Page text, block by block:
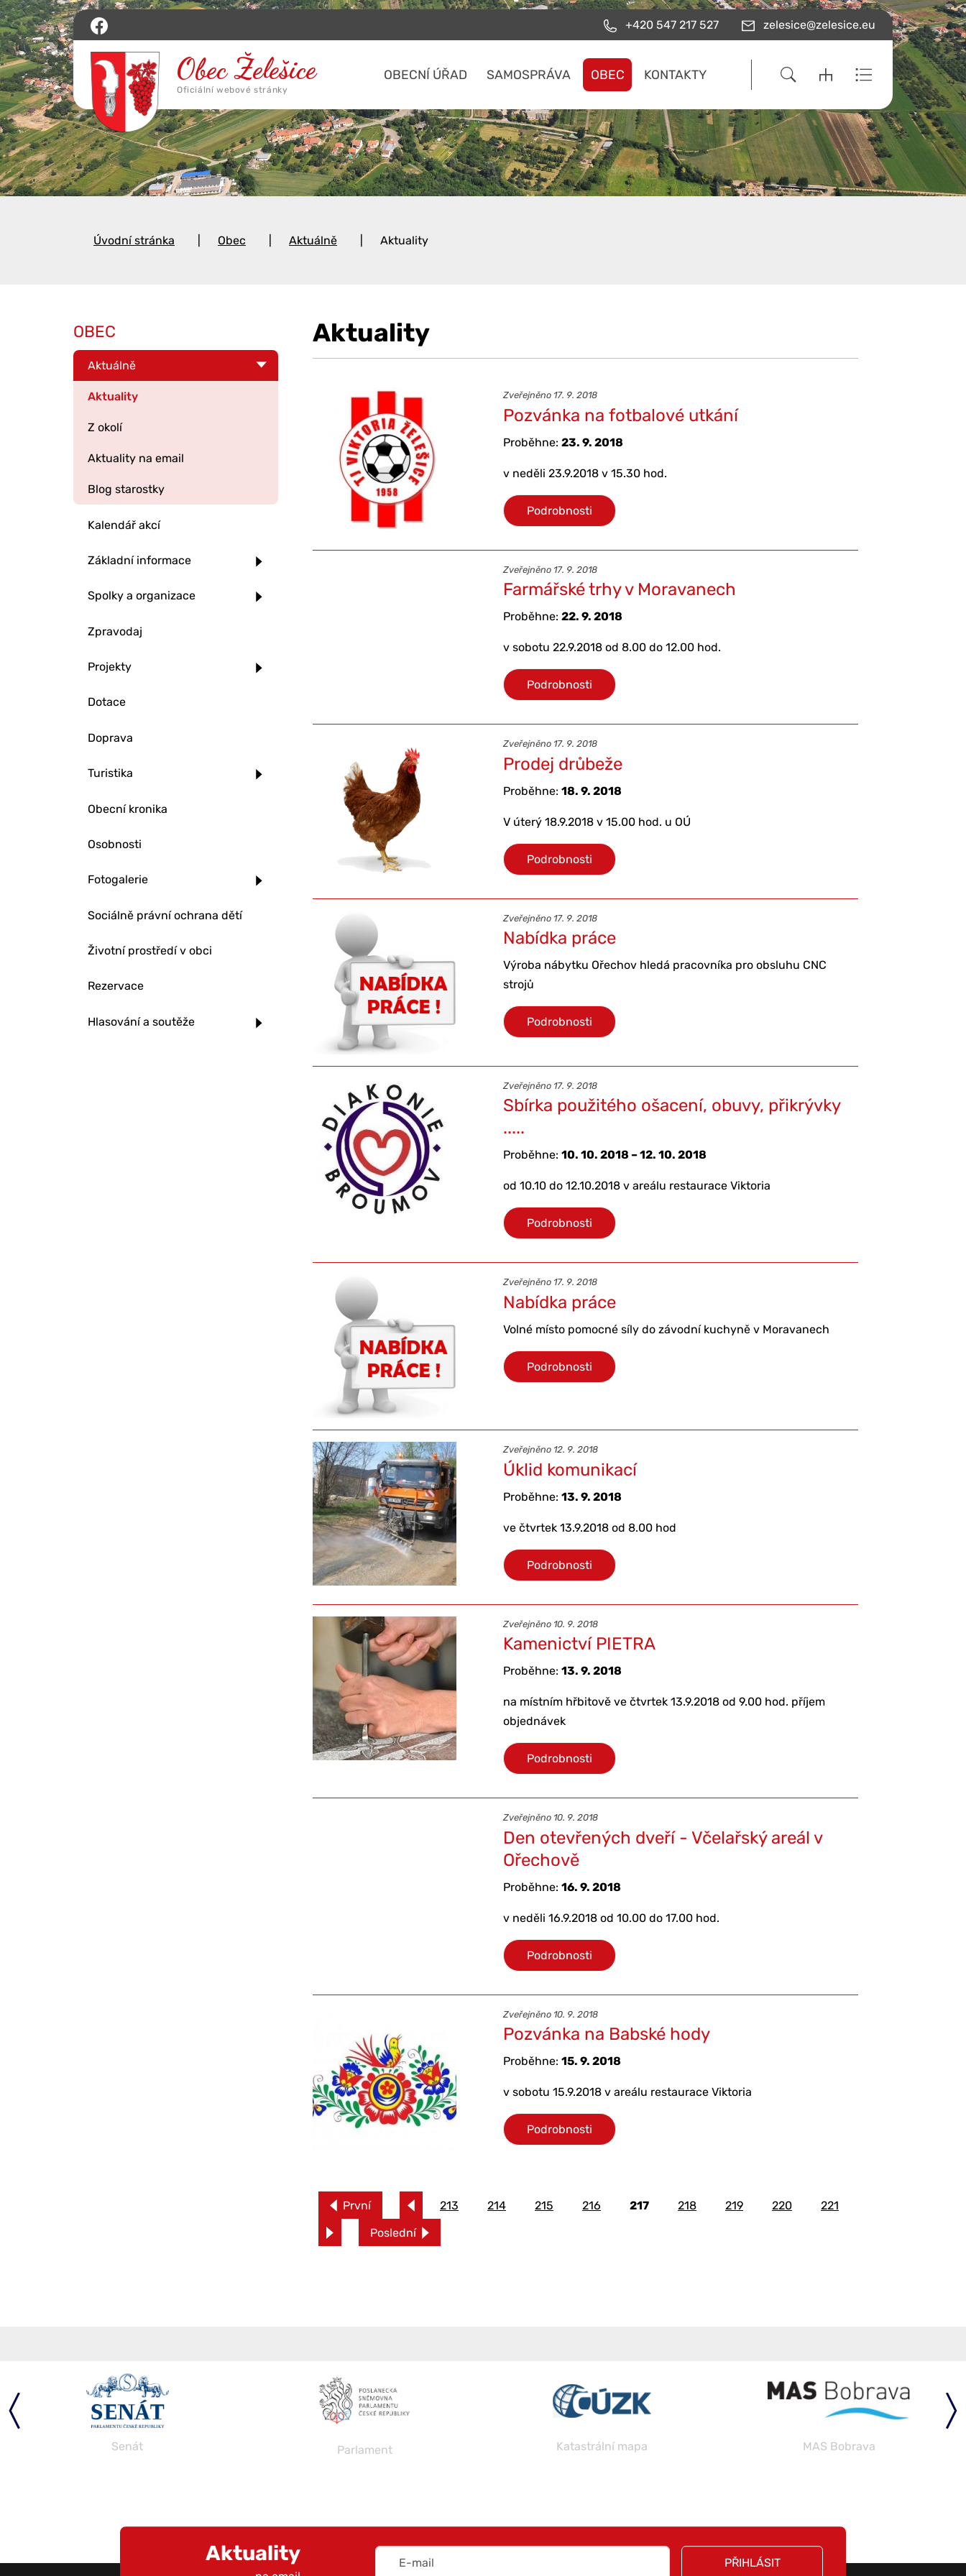
+420 547 217 527 zelesice@zelesice.eu
OBECNÍ ÚŘAD SAMOSPRÁVA OBEC KONTAKTY
Úvodní stránka Obec Aktuálně Aktuality
Aktuality
Zveřejněno 17. 9. 2018
Pozvánka na fotbalové utkání
Proběhne: 23. 9. 2018
v neděli 23.9.2018 v 15.30 hod.
Podrobnosti
Zveřejněno 17. 9. 2018
Farmářské trhy v Moravanech
Proběhne: 22. 9. 2018
v sobotu 22.9.2018 od 8.00 do 12.00 hod.
Podrobnosti
Zveřejněno 17. 9. 2018
Prodej drůbeže
Proběhne: 18. 9. 2018
V úterý 18.9.2018 v 15.00 hod. u OÚ
Podrobnosti
Zveřejněno 17. 9. 2018
Nabídka práce
Výroba nábytku Ořechov hledá pracovníka pro obsluhu CNC
strojů
Podrobnosti
Zveřejněno 17. 9. 2018
Sbírka použitého ošacení, obuvy, přikrývky
.....
Proběhne: 10. 10. 2018 – 12. 10. 2018
od 10.10 do 12.10.2018 v areálu restaurace Viktoria
Podrobnosti
Zveřejněno 17. 9. 2018
Nabídka práce
Volné místo pomocné síly do závodní kuchyně v Moravanech
Podrobnosti
Zveřejněno 12. 9. 2018
Úklid komunikací
Proběhne: 13. 9. 2018
ve čtvrtek 13.9.2018 od 8.00 hod
Podrobnosti
Zveřejněno 10. 9. 2018
Kamenictví PIETRA
Proběhne: 13. 9. 2018
na místním hřbitově ve čtvrtek 13.9.2018 od 9.00 hod. příjem
objednávek
Podrobnosti
Zveřejněno 10. 9. 2018
Den otevřených dveří - Včelařský areál v
Ořechově
Proběhne: 16. 9. 2018
v neděli 16.9.2018 od 10.00 do 17.00 hod.
Podrobnosti
Zveřejněno 10. 9. 2018
Pozvánka na Babské hody
Proběhne: 15. 9. 2018
v sobotu 15.9.2018 v areálu restaurace Viktoria
Podrobnosti
První 213 214 215 216 217 218 219 220
221
Poslední
OBEC
Aktuálně
Aktuality
Z okolí
Aktuality na email
Blog starostky
Kalendář akcí
Základní informace
Spolky a organizace
Zpravodaj
Projekty
Dotace
Doprava
Turistika
Obecní kronika
Osobnosti
Fotogalerie
Sociálně právní ochrana dětí
Životní prostředí v obci
Rezervace
Hlasování a soutěže
Parlament Katastrální mapa MAS Bobrava Místopisy.cz
Aktuality PŘIHLÁSIT